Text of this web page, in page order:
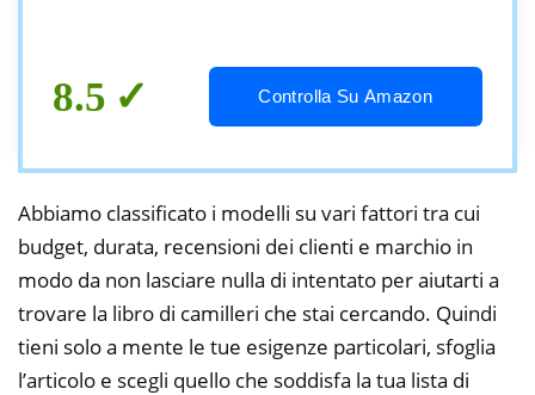
8.5 Controlla Su Amazon
Abbiamo classificato i modelli su vari fattori tra cui
budget, durata, recensioni dei clienti e marchio in
modo da non lasciare nulla di intentato per aiutarti a
trovare la libro di camilleri che stai cercando. Quindi
tieni solo a mente le tue esigenze particolari, sfoglia
l’articolo e scegli quello che soddisfa la tua lista di